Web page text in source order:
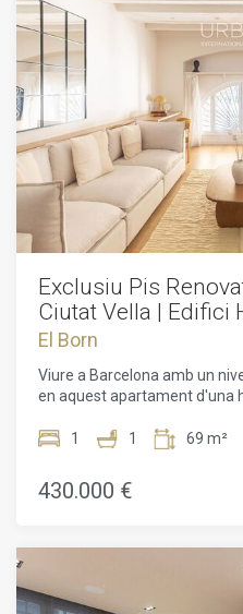
Exclusiu Pis
Ciutat Vella | Edifici
El Born
Viure a Barcelona amb un
en aquest apartament d'una
Situat en un distingit edifici
arquitectònic atemporal amb
contemporània realitzada el
principal de luxe com elegant pied-
l'apartament ha estat
en la comoditat, la qualitat i
1 1 69 m²
430.000 €